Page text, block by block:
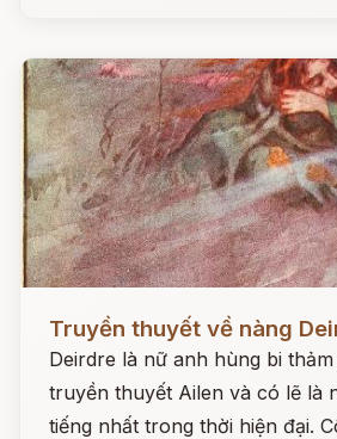
Đọc ngay
Truyền thuyết về nàng
Deirdre là nữ anh hùng bi
truyền thuyết Ailen và có lẽ là
tiếng nhất trong thời hiện đại.